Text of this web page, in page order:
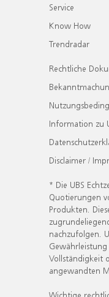
Service
Know How
Trendradar
Rechtliche
Information zu
Disclaimer /
* Die UBS
Quotierungen
Produkten.
nachzufolgen.
Vollständigkeit
angewandten